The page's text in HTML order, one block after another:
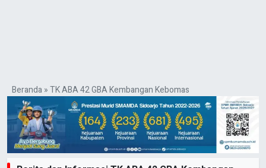
Beranda»TK ABA 42 GBA Kembangan Kebomas